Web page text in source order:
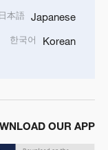
Japanese
日本語
Korean
한국어
OUR APP